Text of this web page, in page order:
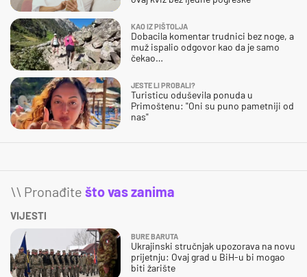
KAO IZ PIŠTOLJA
Dobacila komentar trudnici bez noge, a
muž ispalio odgovor kao da je samo
čekao…
JESTE LI PROBALI?
Turisticu oduševila ponuda u
Primoštenu: "Oni su puno pametniji od
nas"
\\ Pronađite što vas zanima
VIJESTI
BURE BARUTA
Ukrajinski stručnjak upozorava na novu
prijetnju: Ovaj grad u BiH-u bi mogao
biti žarište